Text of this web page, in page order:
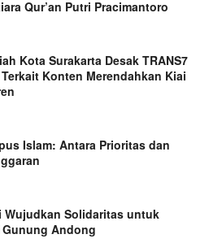
Qur’an Putri Pracimantoro
Kota Surakarta Desak TRANS7
Konten Merendahkan Kiai
Islam: Antara Prioritas dan
Wujudkan Solidaritas untuk
Andong